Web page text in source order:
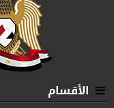
الأقسام